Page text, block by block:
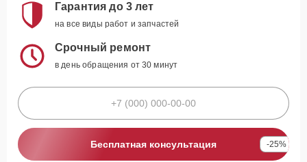
Гарантия до 3 лет
на все виды работ и запчастей
Срочный ремонт
в день обращения от 30 минут
Бесплатная консультация -25%